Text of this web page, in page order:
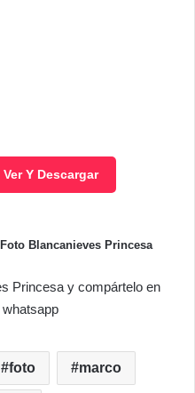
Ver Y Descargar
Blancanieves Princesa
Princesa y compártelo en
foto marco